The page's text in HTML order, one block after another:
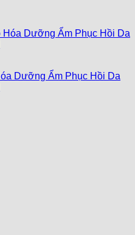
Dưỡng Ẩm Phục Hồi Da